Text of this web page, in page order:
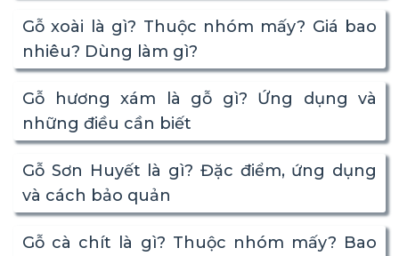
Gỗ xoài là gì? Thuộc nhóm mấy? Giá bao
nhiêu? Dùng làm gì?
Gỗ hương xám là gỗ gì? Ứng dụng và
những điều cần biết
Gỗ Sơn Huyết là gì? Đặc điểm, ứng dụng
và cách bảo quản
Gỗ cà chít là gì? Thuộc nhóm mấy? Bao